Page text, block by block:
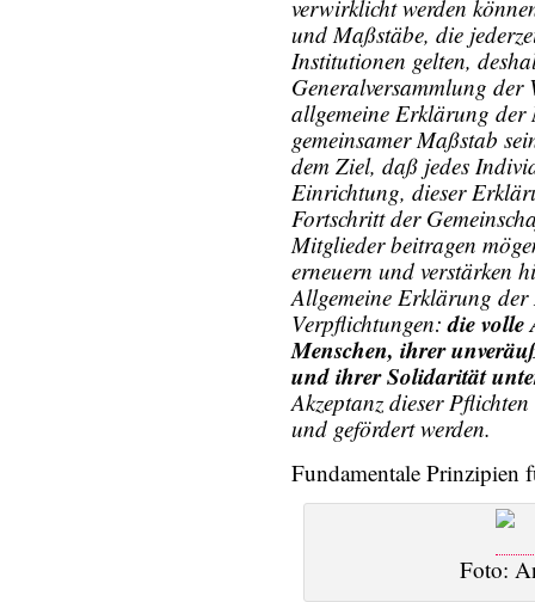
verwirklicht werden
und Maßstäbe, die
Institutionen gelten,
Generalversammlung der
allgemeine Erklärung der
gemeinsamer Maßstab
dem Ziel, daß jedes
Einrichtung, dieser
Fortschritt der
Mitglieder beitragen
erneuern und verstärken
Allgemeine Erklärung der
Verpflichtungen:die volle
Menschen, ihrer
und ihrer Solidarität
Akzeptanz dieser
und gefördert werden.
Fundamentale Prinzipien
Foto: